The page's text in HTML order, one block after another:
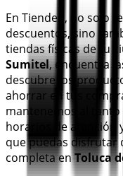
En Tiendeo, no solo
descuentos, sino
tiendas físicas de tu
Sumitel, encuentra
descubre los
ahorrar en tus
mantenemos al tanto
horarios de atención
que puedas disfrutar
completa enToluca